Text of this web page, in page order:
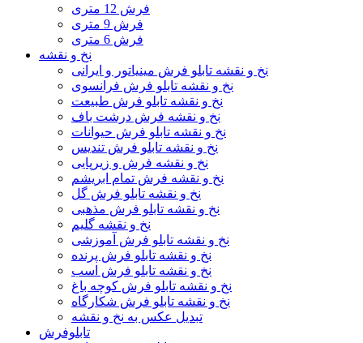
فرش 12 متری
فرش 9 متری
فرش 6 متری
نخ و نقشه
نخ و نقشه تابلو فرش مینیاتور و ایرانی
نخ و نقشه تابلو فرش فرانسوی
نخ و نقشه تابلو فرش طبیعت
نخ و نقشه فرش درشت باف
نخ و نقشه تابلو فرش حیوانات
نخ و نقشه تابلو فرش تندیس
نخ و نقشه فرش و زیرپایی
نخ و نقشه فرش تمام ابریشم
نخ و نقشه تابلو فرش گل
نخ و نقشه تابلو فرش مذهبی
نخ و نقشه گلیم
نخ و نقشه تابلو فرش آموزشی
نخ و نقشه تابلو فرش پرنده
نخ و نقشه تابلو فرش اسب
نخ و نقشه تابلو فرش کوچه باغ
نخ و نقشه تابلو فرش شکارگاه
تبدیل عکس به نخ و نقشه
تابلوفرش